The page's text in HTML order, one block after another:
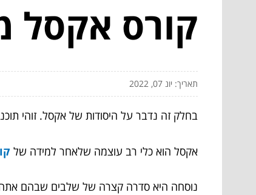
קורס אקסל
תאריך: יונ 07, 2022
בחלק זה נדבר על היסודות של אקסל. זוהי
אקסל הוא כלי רב עוצמה שלאחר למידה של